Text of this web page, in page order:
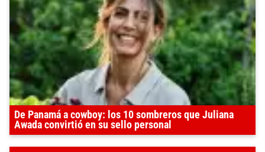
De Panamá a cowboy: los 10 sombreros que Juliana
Awada convirtió en su sello personal